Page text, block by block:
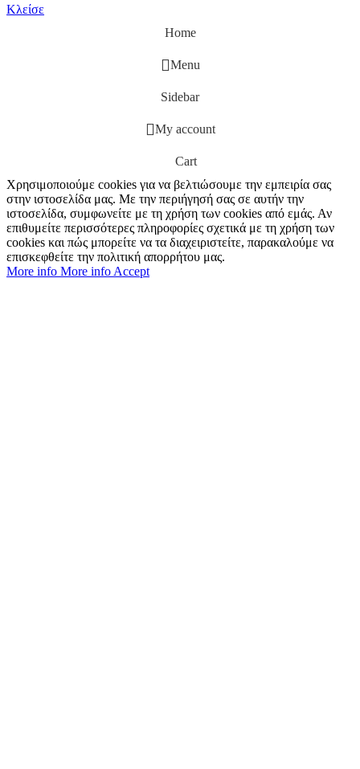
Κλείσε
Home
Menu
Sidebar
My account
Cart
Χρησιμοποιούμε cookies για να βελτιώσουμε την εμπειρία σας
στην ιστοσελίδα μας. Με την περιήγησή σας σε αυτήν την
ιστοσελίδα, συμφωνείτε με τη χρήση των cookies από εμάς. Αν
επιθυμείτε περισσότερες πληροφορίες σχετικά με τη χρήση των
cookies και πώς μπορείτε να τα διαχειριστείτε, παρακαλούμε να
επισκεφθείτε την πολιτική απορρήτου μας.
More info More info Accept